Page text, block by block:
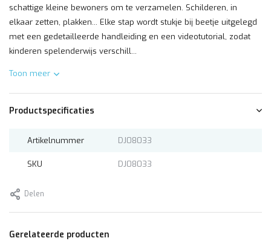
schattige kleine bewoners om te verzamelen. Schilderen, in
elkaar zetten, plakken... Elke stap wordt stukje bij beetje uitgelegd
met een gedetailleerde handleiding en een videotutorial, zodat
kinderen spelenderwijs verschill...
Toon meer
Productspecificaties
Artikelnummer DJ08033
SKU DJ08033
Delen
Gerelateerde producten